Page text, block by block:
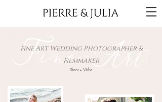
Fine Art Wedding Photographer &
Filmmaker
Photo + Video